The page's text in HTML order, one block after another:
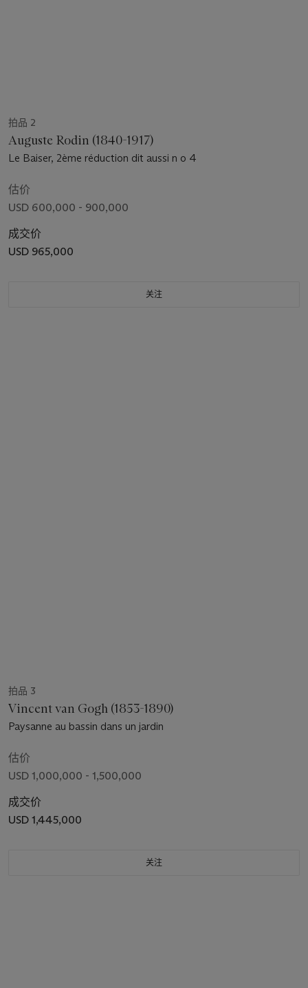
拍品 2
Auguste Rodin (1840-1917)
Le Baiser, 2ème réduction dit aussi n o 4
估价
USD 600,000 - 900,000
成交价
USD 965,000
关注
拍品 3
Vincent van Gogh (1853-1890)
Paysanne au bassin dans un jardin
估价
USD 1,000,000 - 1,500,000
成交价
USD 1,445,000
关注